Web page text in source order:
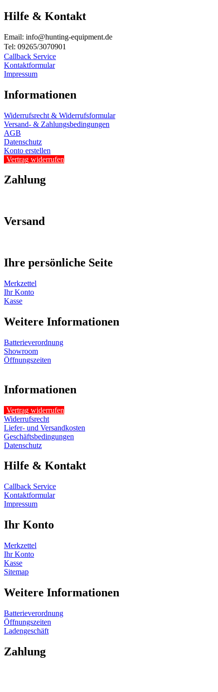
Hilfe & Kontakt
Email: info@hunting-equipment.de
Tel: 09265/3070901
Callback Service
Kontaktformular
Impressum
Informationen
Widerrufsrecht & Widerrufsformular
Versand- & Zahlungsbedingungen
AGB
Datenschutz
Konto erstellen
Vertrag widerrufen
Zahlung
Versand
Ihre persönliche Seite
Merkzettel
Ihr Konto
Kasse
Weitere Informationen
Batterieverordnung
Showroom
Öffnungszeiten
Informationen
Vertrag widerrufen
Widerrufsrecht
Liefer- und Versandkosten
Geschäftsbedingungen
Datenschutz
Hilfe & Kontakt
Callback Service
Kontaktformular
Impressum
Ihr Konto
Merkzettel
Ihr Konto
Kasse
Sitemap
Weitere Informationen
Batterieverordnung
Öffnungszeiten
Ladengeschäft
Zahlung